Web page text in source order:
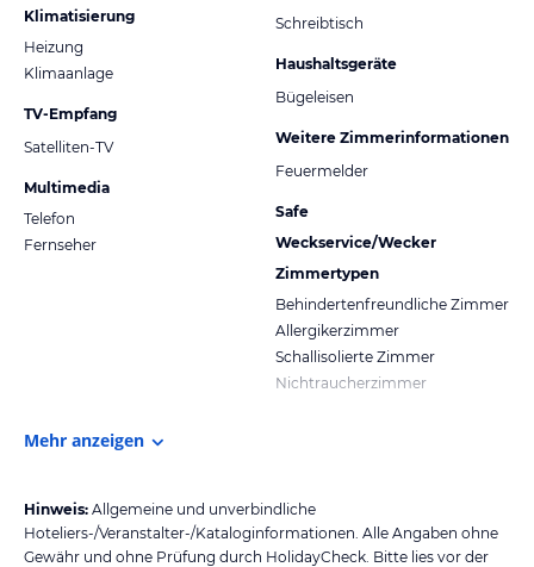
Klimatisierung
Heizung
Klimaanlage
TV-Empfang
Satelliten-TV
Multimedia
Telefon
Fernseher
Schreibtisch
Haushaltsgeräte
Bügeleisen
Weitere Zimmerinformationen
Feuermelder
Safe
Weckservice/Wecker
Zimmertypen
Behindertenfreundliche Zimmer
Allergikerzimmer
Schallisolierte Zimmer
Nichtraucherzimmer
Mehr anzeigen
Hinweis: Allgemeine und unverbindliche
Hoteliers-/Veranstalter-/Kataloginformationen. Alle Angaben ohne
Gewähr und ohne Prüfung durch HolidayCheck. Bitte lies vor der